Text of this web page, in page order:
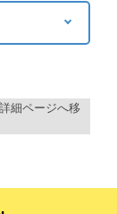
細ページへ移